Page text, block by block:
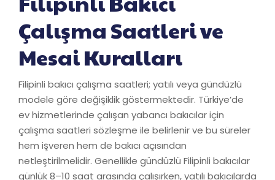
Çalışma Saatleri ve
Mesai Kuralları
Filipinli bakıcı çalışma saatleri; yatılı veya gündüzlü
modele göre değişiklik göstermektedir. Türkiye’de
ev hizmetlerinde çalışan yabancı bakıcılar için
çalışma saatleri sözleşme ile belirlenir ve bu süreler
hem işveren hem de bakıcı açısından
netleştirilmelidir. Genellikle gündüzlü Filipinli bakıcılar
günlük 8–10 saat arasında çalışırken, yatılı bakıcılarda